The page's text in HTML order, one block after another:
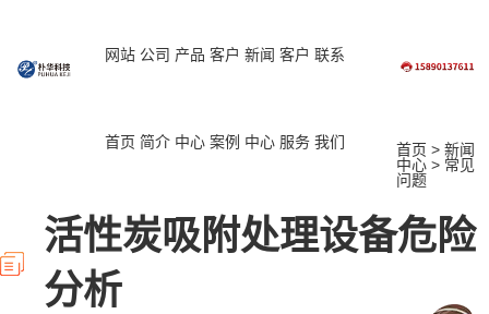
网站
首页
公司
简介
产品
中心
客户
案例
新闻
中心
客户
服务
联系
我们 首页 >新闻
中心 > 常见
问题
活性炭吸附处理设备危险
分析